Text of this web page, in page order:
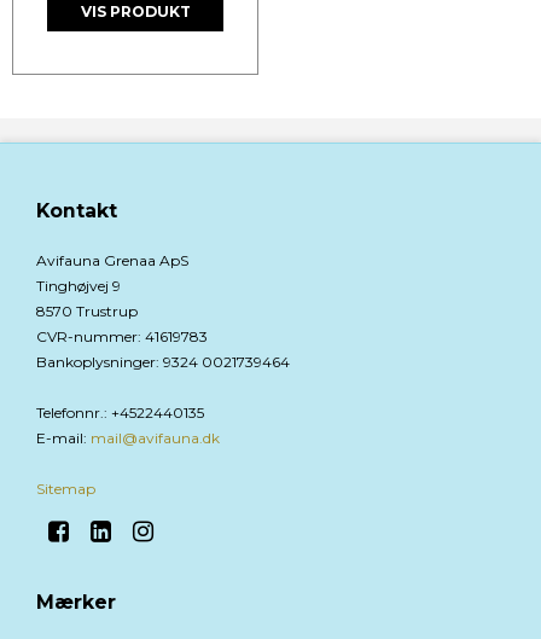
VIS PRODUKT
Kontakt
Avifauna Grenaa ApS
Tinghøjvej 9
8570 Trustrup
CVR-nummer: 41619783
Bankoplysninger: 9324 0021739464
Telefonnr.: +4522440135
E-mail: mail@avifauna.dk
Sitemap
Mærker